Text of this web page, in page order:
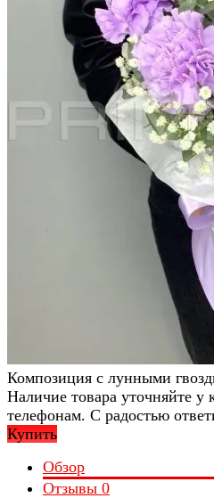
Композиция с лунными
Наличие товара уточняйте у
телефонам. С радостью
Купить
Обзор
Отзывы 0